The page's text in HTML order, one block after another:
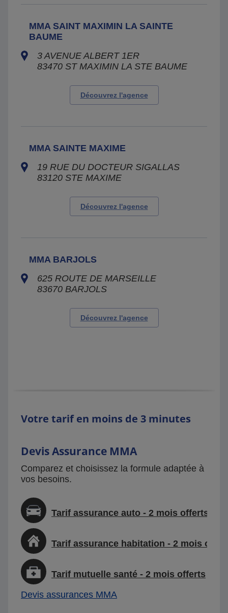
MMA SAINT MAXIMIN LA SAINTE
BAUME
3 AVENUE ALBERT 1ER
83470 ST MAXIMIN LA STE BAUME
Découvrez l'agence
MMA SAINTE MAXIME
19 RUE DU DOCTEUR SIGALLAS
83120 STE MAXIME
Découvrez l'agence
MMA BARJOLS
625 ROUTE DE MARSEILLE
83670 BARJOLS
Découvrez l'agence
Votre tarif en moins de 3 minutes
Devis Assurance MMA
Comparez et choisissez la formule adaptée à
vos besoins.
Tarif assurance auto - 2 mois offerts
Tarif assurance habitation - 2 mois
Tarif mutuelle santé - 2 mois offerts
Devis assurances MMA